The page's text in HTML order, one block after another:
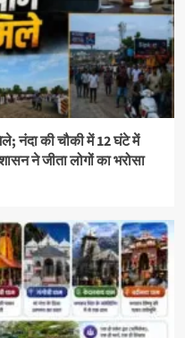
नंदा की चौकी में 12 घंटे में
ने जीता लोगों का भरोसा